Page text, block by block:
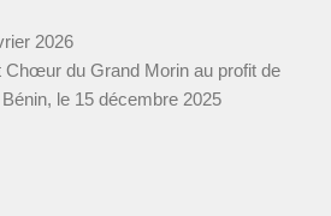
2026
Chœur du Grand Morin au profit de
le 15 décembre 2025